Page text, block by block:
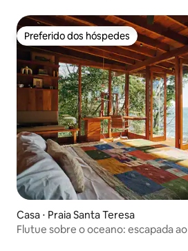
Preferido dos hóspedes
Preferido dos hóspedes
Casa ⋅ Praia Santa Teresa
Flutue sobre o oceano: escapada